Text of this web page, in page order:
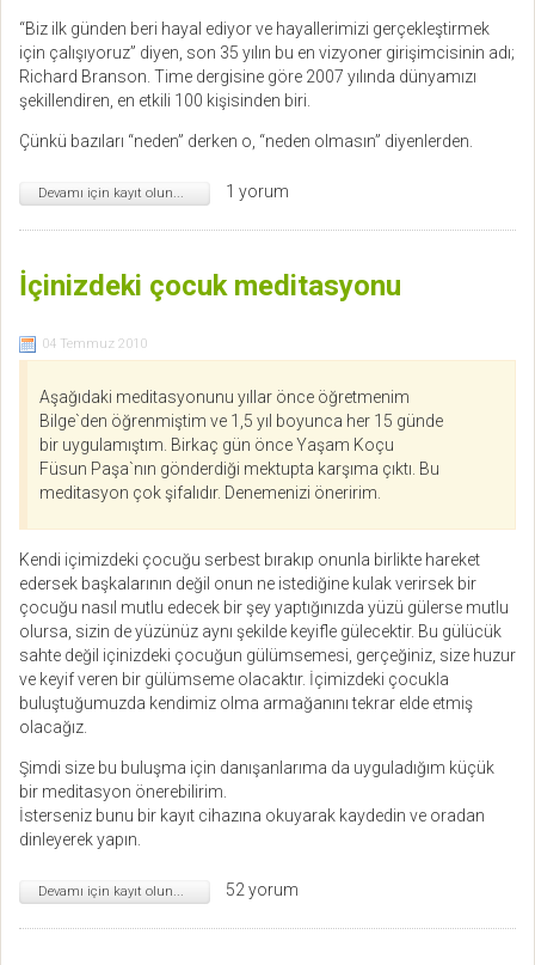
“Biz ilk günden beri hayal ediyor ve hayallerimizi gerçekleştirmek
için çalışıyoruz” diyen, son 35 yılın bu en vizyoner girişimcisinin adı;
Richard Branson. Time dergisine göre 2007 yılında dünyamızı
şekillendiren, en etkili 100 kişisinden biri.
Çünkü bazıları “neden” derken o, “neden olmasın” diyenlerden.
Devamı için kayıt olun... 1 yorum
İçinizdeki çocuk meditasyonu
04 Temmuz 2010
Aşağıdaki meditasyonunu yıllar önce öğretmenim
Bilge`den öğrenmiştim ve 1,5 yıl boyunca her 15 günde
bir uygulamıştım. Birkaç gün önce Yaşam Koçu
Füsun Paşa`nın gönderdiği mektupta karşıma çıktı. Bu
meditasyon çok şifalıdır. Denemenizi öneririm.
Kendi içimizdeki çocuğu serbest bırakıp onunla birlikte hareket
edersek başkalarının değil onun ne istediğine kulak verirsek bir
çocuğu nasıl mutlu edecek bir şey yaptığınızda yüzü gülerse mutlu
olursa, sizin de yüzünüz aynı şekilde keyifle gülecektir. Bu gülücük
sahte değil içinizdeki çocuğun gülümsemesi, gerçeğiniz, size huzur
ve keyif veren bir gülümseme olacaktır. İçimizdeki çocukla
buluştuğumuzda kendimiz olma armağanını tekrar elde etmiş
olacağız.
Şimdi size bu buluşma için danışanlarıma da uyguladığım küçük
bir meditasyon önerebilirim.
İsterseniz bunu bir kayıt cihazına okuyarak kaydedin ve oradan
dinleyerek yapın.
Devamı için kayıt olun... 52 yorum